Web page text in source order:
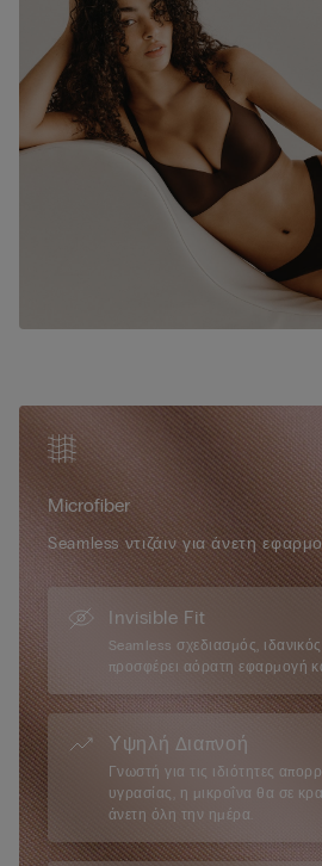
Microfiber
Seamless ντιζάιν για άνετη
Invisible Fit
Seamless σχεδιασμός,
προσφέρει αόρατη εφαρμογή
Υψηλή Διαπνοή
Γνωστή για τις ιδιότητες
υγρασίας, η μικροΐνα θα σε
άνετη όλη την ημέρα.